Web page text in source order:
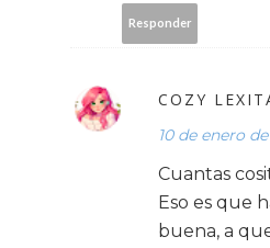
Responder
COZY
10 de enero
Cuantas
Eso es que
buena, a